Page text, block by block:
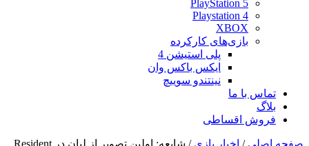
PlayStation 5
Playstation 4
XBOX
بازی‌های کارکرده
پلی استیشن 4
ایکس باکس وان
نینتندو سوییچ
تماس با ما
بلاگ
فروش اقساطی